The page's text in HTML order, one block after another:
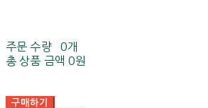
주문 수량
0개
총 상품 금액 0원
구매하기